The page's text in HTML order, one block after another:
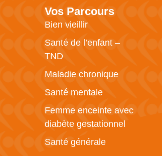
Vos Parcours
Bien vieillir
Santé de l’enfant –
TND
Maladie chronique
Santé mentale
Femme enceinte avec
diabète gestationnel
Santé générale